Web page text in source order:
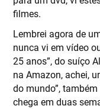
filmes.
Lembrei agora de
nunca vi em vídeo
25 anos”, do suíço
na Amazon, achei,
do mundo”,
chega em duas